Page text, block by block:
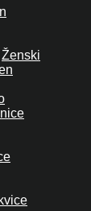
Ženski